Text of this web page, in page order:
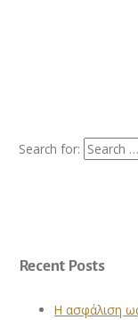
Search for:
Recent Posts
Η ασφάλιση